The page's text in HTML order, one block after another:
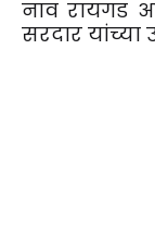
नाव रायगड
सरदार यांच्या